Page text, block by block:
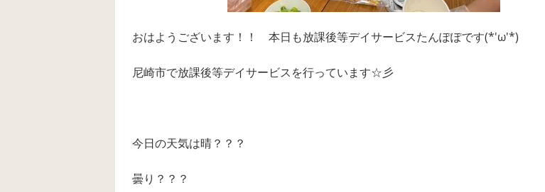
おはようございます！！ 本日も放課後等デイサービスたんぽぽです(*'ω'*)
尼崎市で放課後等デイサービスを行っています☆彡
今日の天気は晴？？？
曇り？？？